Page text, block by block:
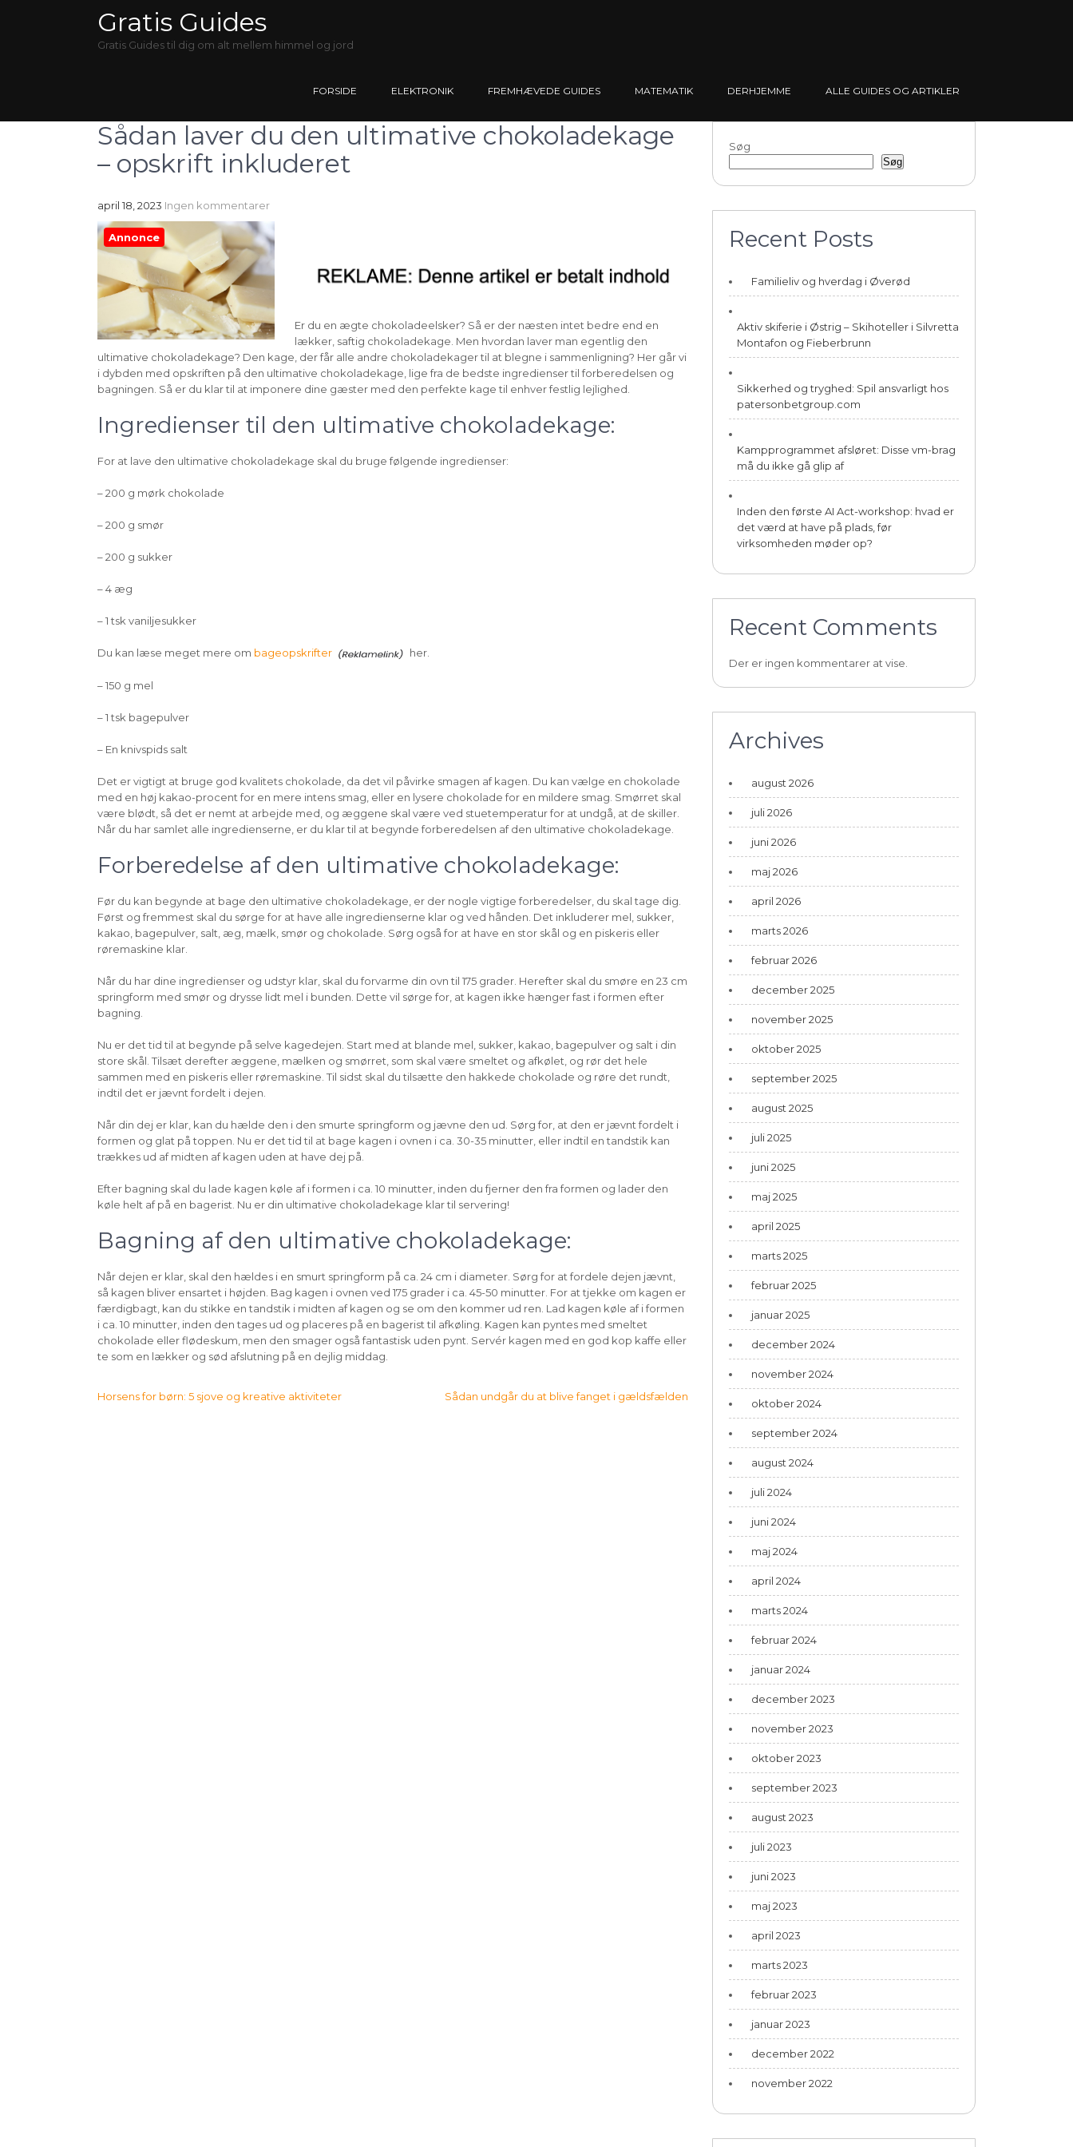
Gratis Guides
Gratis Guides til dig om alt mellem himmel og jord
FORSIDE ELEKTRONIK FREMHÆVEDE GUIDES MATEMATIK DERHJEMME ALLE GUIDES OG ARTIKLER
Sådan laver du den ultimative chokoladekage
– opskrift inkluderet
april 18, 2023 Ingen kommentarer
Annonce
Er du en ægte chokoladeelsker? Så er der næsten intet bedre end en
lækker, saftig chokoladekage. Men hvordan laver man egentlig den
ultimative chokoladekage? Den kage, der får alle andre chokoladekager til at blegne i sammenligning? Her går vi
i dybden med opskriften på den ultimative chokoladekage, lige fra de bedste ingredienser til forberedelsen og
bagningen. Så er du klar til at imponere dine gæster med den perfekte kage til enhver festlig lejlighed.
Ingredienser til den ultimative chokoladekage:
For at lave den ultimative chokoladekage skal du bruge følgende ingredienser:
– 200 g mørk chokolade
– 200 g smør
– 200 g sukker
– 4 æg
– 1 tsk vaniljesukker
Du kan læse meget mere om bageopskrifter her.
– 150 g mel
– 1 tsk bagepulver
– En knivspids salt
Det er vigtigt at bruge god kvalitets chokolade, da det vil påvirke smagen af kagen. Du kan vælge en chokolade
med en høj kakao-procent for en mere intens smag, eller en lysere chokolade for en mildere smag. Smørret skal
være blødt, så det er nemt at arbejde med, og æggene skal være ved stuetemperatur for at undgå, at de skiller.
Når du har samlet alle ingredienserne, er du klar til at begynde forberedelsen af den ultimative chokoladekage.
Forberedelse af den ultimative chokoladekage:
Før du kan begynde at bage den ultimative chokoladekage, er der nogle vigtige forberedelser, du skal tage dig.
Først og fremmest skal du sørge for at have alle ingredienserne klar og ved hånden. Det inkluderer mel, sukker,
kakao, bagepulver, salt, æg, mælk, smør og chokolade. Sørg også for at have en stor skål og en piskeris eller
røremaskine klar.
Når du har dine ingredienser og udstyr klar, skal du forvarme din ovn til 175 grader. Herefter skal du smøre en 23 cm
springform med smør og drysse lidt mel i bunden. Dette vil sørge for, at kagen ikke hænger fast i formen efter
bagning.
Nu er det tid til at begynde på selve kagedejen. Start med at blande mel, sukker, kakao, bagepulver og salt i din
store skål. Tilsæt derefter æggene, mælken og smørret, som skal være smeltet og afkølet, og rør det hele
sammen med en piskeris eller røremaskine. Til sidst skal du tilsætte den hakkede chokolade og røre det rundt,
indtil det er jævnt fordelt i dejen.
Når din dej er klar, kan du hælde den i den smurte springform og jævne den ud. Sørg for, at den er jævnt fordelt i
formen og glat på toppen. Nu er det tid til at bage kagen i ovnen i ca. 30-35 minutter, eller indtil en tandstik kan
trækkes ud af midten af kagen uden at have dej på.
Efter bagning skal du lade kagen køle af i formen i ca. 10 minutter, inden du fjerner den fra formen og lader den
køle helt af på en bagerist. Nu er din ultimative chokoladekage klar til servering!
Bagning af den ultimative chokoladekage:
Når dejen er klar, skal den hældes i en smurt springform på ca. 24 cm i diameter. Sørg for at fordele dejen jævnt,
så kagen bliver ensartet i højden. Bag kagen i ovnen ved 175 grader i ca. 45-50 minutter. For at tjekke om kagen er
færdigbagt, kan du stikke en tandstik i midten af kagen og se om den kommer ud ren. Lad kagen køle af i formen
i ca. 10 minutter, inden den tages ud og placeres på en bagerist til afkøling. Kagen kan pyntes med smeltet
chokolade eller flødeskum, men den smager også fantastisk uden pynt. Servér kagen med en god kop kaffe eller
te som en lækker og sød afslutning på en dejlig middag.
Indlægsnavigation
Horsens for børn: 5 sjove og kreative aktiviteter Sådan undgår du at blive fanget i gældsfælden
Søg
Søg
Recent Posts
Familieliv og hverdag i Øverød
Aktiv skiferie i Østrig – Skihoteller i Silvretta
Montafon og Fieberbrunn
Sikkerhed og tryghed: Spil ansvarligt hos
patersonbetgroup.com
Kampprogrammet afsløret: Disse vm-brag
må du ikke gå glip af
Inden den første AI Act-workshop: hvad er
det værd at have på plads, før
virksomheden møder op?
Recent Comments
Der er ingen kommentarer at vise.
Archives
august 2026
juli 2026
juni 2026
maj 2026
april 2026
marts 2026
februar 2026
december 2025
november 2025
oktober 2025
september 2025
august 2025
juli 2025
juni 2025
maj 2025
april 2025
marts 2025
februar 2025
januar 2025
december 2024
november 2024
oktober 2024
september 2024
august 2024
juli 2024
juni 2024
maj 2024
april 2024
marts 2024
februar 2024
januar 2024
december 2023
november 2023
oktober 2023
september 2023
august 2023
juli 2023
juni 2023
maj 2023
april 2023
marts 2023
februar 2023
januar 2023
december 2022
november 2022